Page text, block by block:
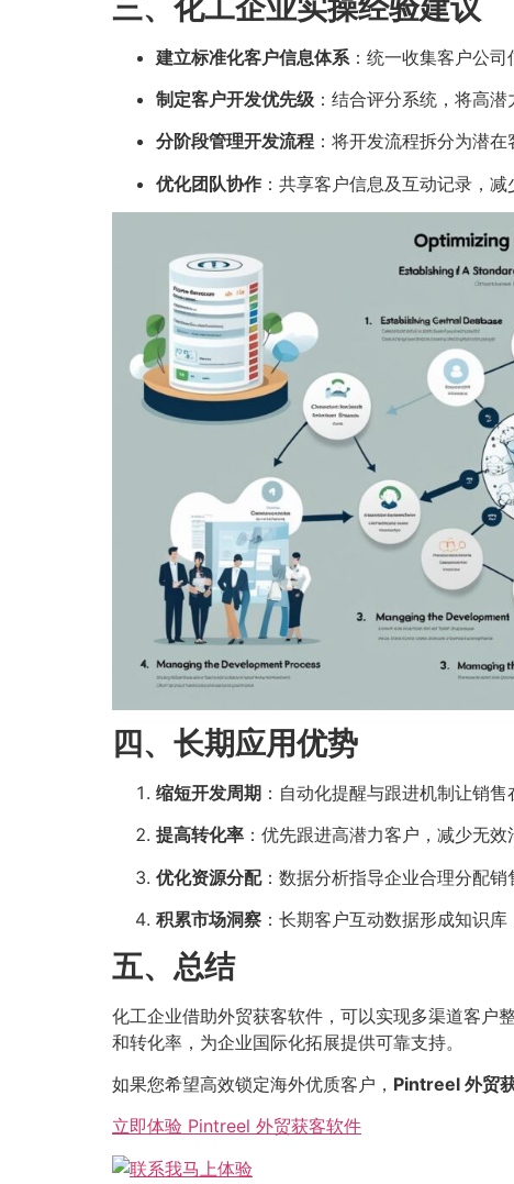
建立标准化客户信息体系 ：统一收集客户公
制定客户开发优先级 ：结合评分系统，将高
分阶段管理开发流程 ：将开发流程拆分为潜
优化团队协作 ：共享客户信息及互动记录，
四、长期应用优势
缩短开发周期 ：自动化提醒与跟进机制让销
提高转化率 ：优先跟进高潜力客户，减少无效
优化资源分配：数据分析指导企业合理分配销
积累市场洞察 ：长期客户互动数据形成知识
五、总结
化工企业借助外贸获客软件，可以实现多渠道客户
和转化率，为企业国际化拓展提供可靠支持。
如果您希望高效锁定海外优质客户， Pintreel 外贸
立即体验 Pintreel 外贸获客软件